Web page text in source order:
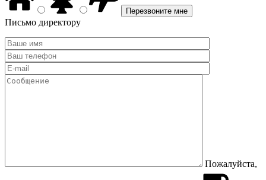
Письмо директору
Пожалуйста,